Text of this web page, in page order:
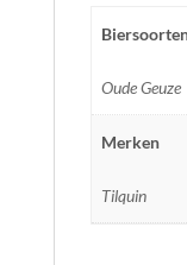
Oude Geuze
Merken
Tilquin